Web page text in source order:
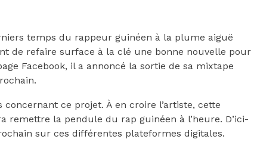
temps du rappeur guinéen à la plume aiguë
de refaire surface à la clé une bonne nouvelle pour
Facebook, il a annoncé la sortie de sa mixtape
ce projet. À en croire l’artiste, cette
remettre la pendule du rap guinéen à l’heure. D’ici-
sur ces différentes plateformes digitales.